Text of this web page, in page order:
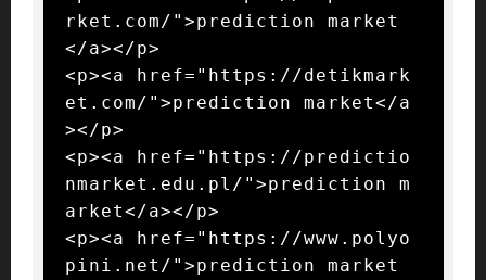
rket.com/">prediction market
</a></p>
<p><a href="https://detikmark
et.com/">prediction market</a
></p>
<p><a href="https://predictio
nmarket.edu.pl/">prediction m
arket</a></p>
<p><a href="https://www.polyo
pini.net/">prediction market